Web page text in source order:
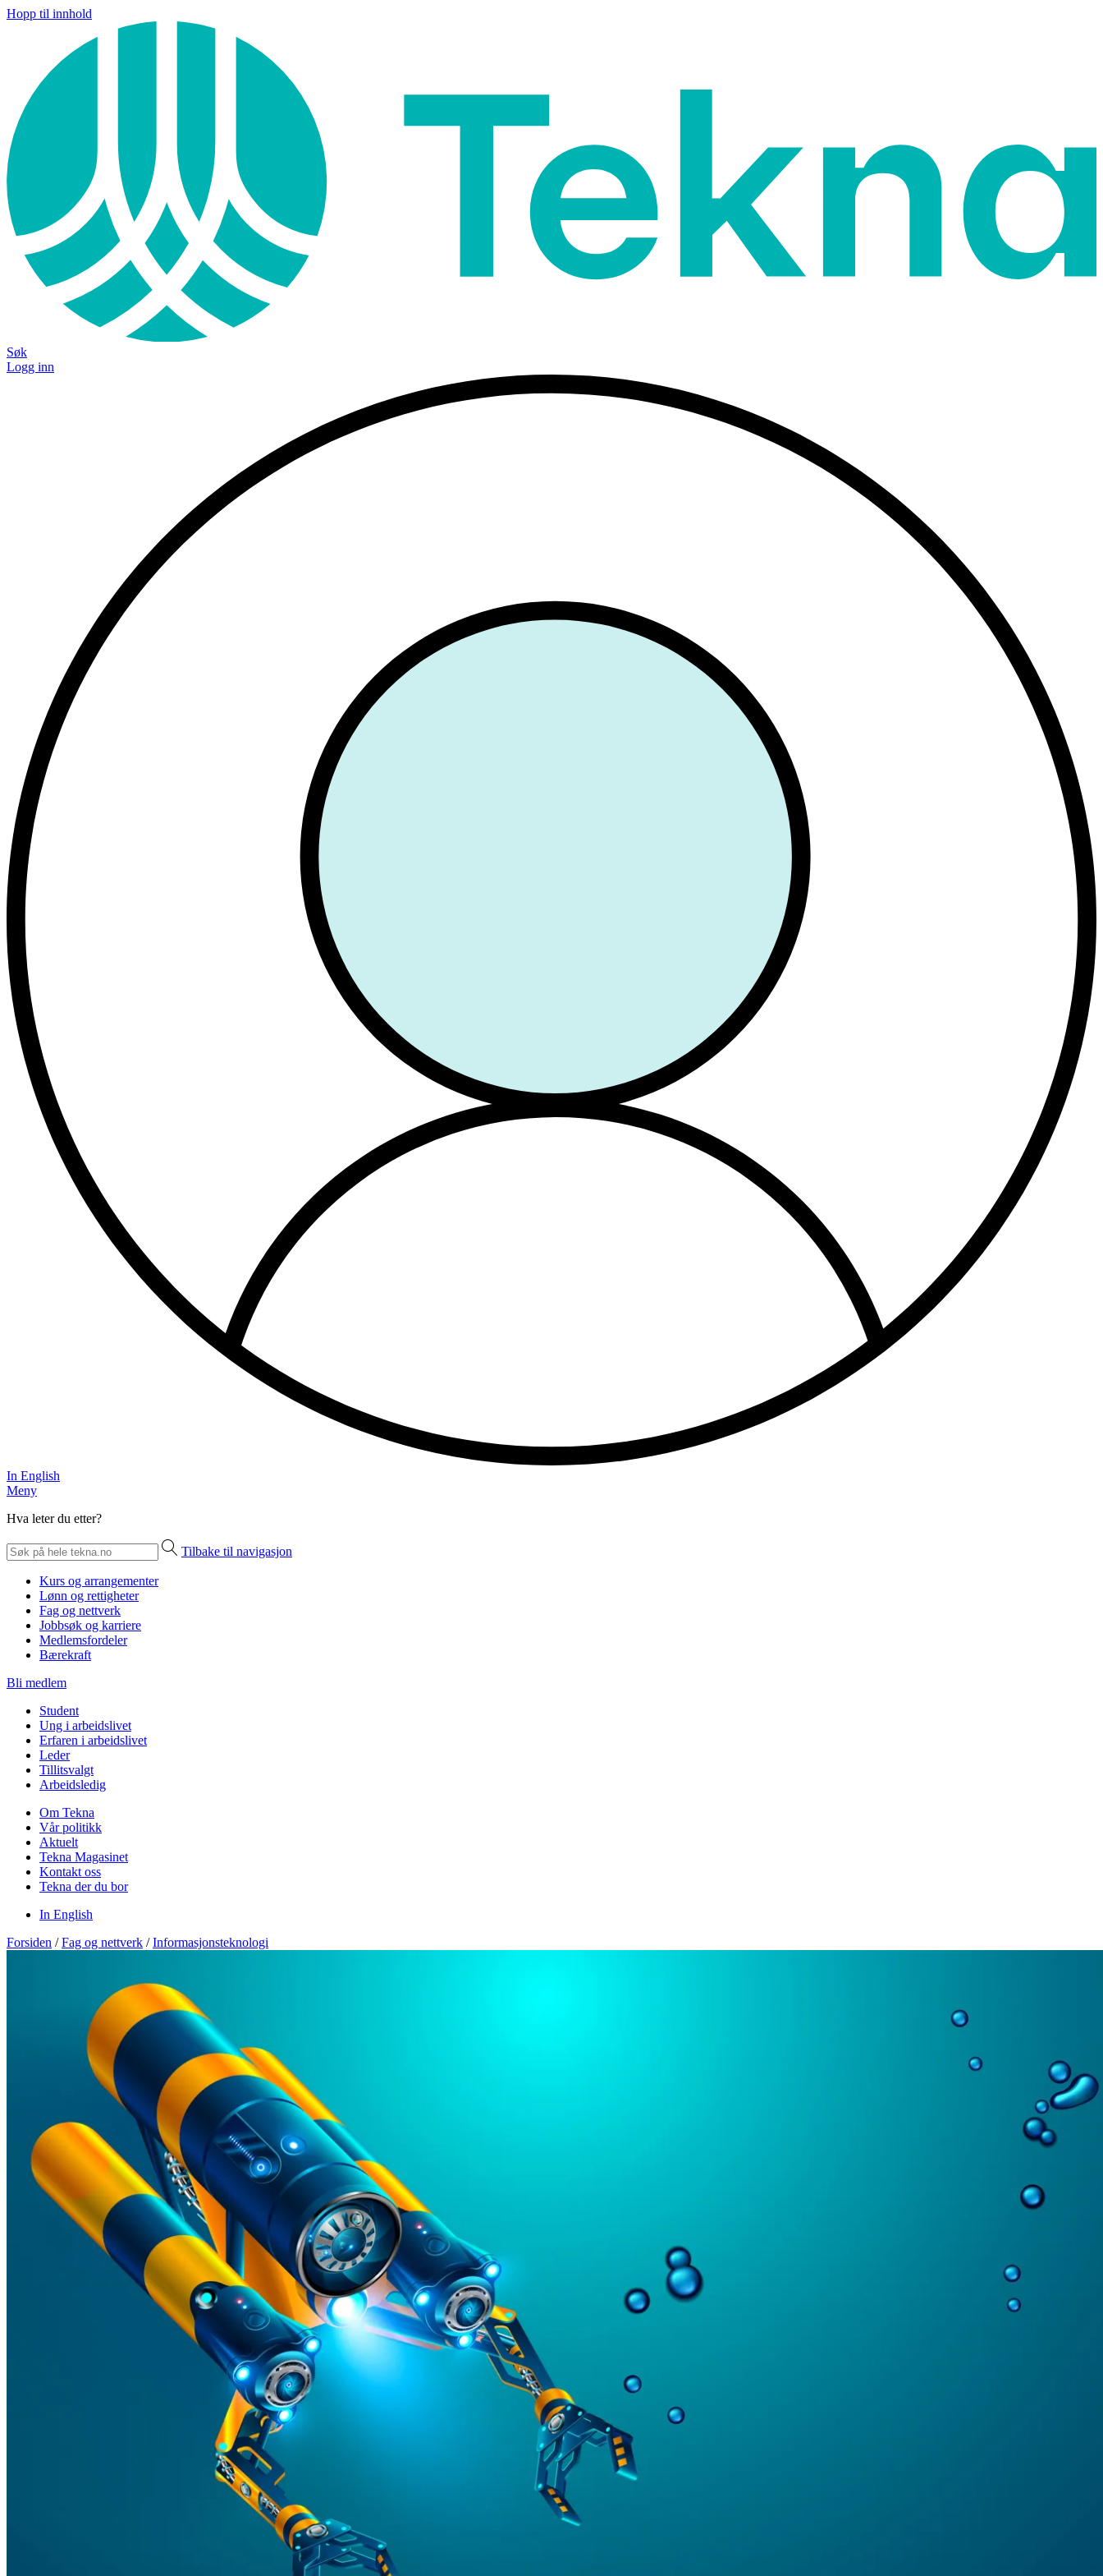
Hopp til innhold
Søk
Logg inn
In English
Meny
Hva leter du etter?
Tilbake til navigasjon
Kurs og arrangementer
Lønn og rettigheter
Fag og nettverk
Jobbsøk og karriere
Medlemsfordeler
Bærekraft
Bli medlem
Student
Ung i arbeidslivet
Erfaren i arbeidslivet
Leder
Tillitsvalgt
Arbeidsledig
Om Tekna
Vår politikk
Aktuelt
Tekna Magasinet
Kontakt oss
Tekna der du bor
In English
Forsiden / Fag og nettverk / Informasjonsteknologi